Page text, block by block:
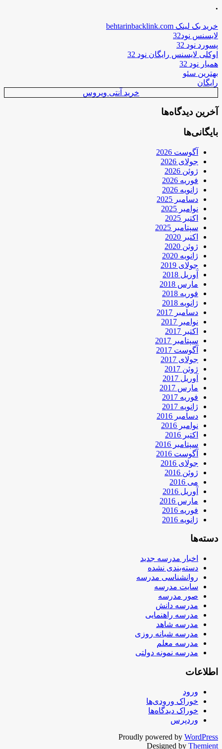
.
خرید بک لینک behtarinbacklink.com
لایسنس نود32
پسورد نود 32
اوکلی لایسنس رایگان نود 32
همیار نود 32
بهترین سئو
رایگان
خرید آنتی ویروس
آخرین دیدگاه‌ها
بایگانی‌ها
آگوست 2026
جولای 2026
ژوئن 2026
فوریه 2026
ژانویه 2026
دسامبر 2025
نوامبر 2025
اکتبر 2025
سپتامبر 2025
اکتبر 2020
ژوئن 2020
ژانویه 2020
جولای 2019
آوریل 2018
مارس 2018
فوریه 2018
ژانویه 2018
دسامبر 2017
نوامبر 2017
اکتبر 2017
سپتامبر 2017
آگوست 2017
جولای 2017
ژوئن 2017
آوریل 2017
مارس 2017
فوریه 2017
ژانویه 2017
دسامبر 2016
نوامبر 2016
اکتبر 2016
سپتامبر 2016
آگوست 2016
جولای 2016
ژوئن 2016
می 2016
آوریل 2016
مارس 2016
فوریه 2016
ژانویه 2016
دسته‌ها
اخبار مدرسه جدید
دسته‌بندی نشده
روانشناسی مدرسه
سایت مدرسه
صور مدرسه
مدرسه دانش
مدرسه راهنمایی
مدرسه شاهد
مدرسه شبانه روزی
مدرسه معلم
مدرسه نمونه دولتی
اطلاعات
ورود
خوراک ورودی‌ها
خوراک دیدگاه‌ها
وردپرس
Proudly powered by WordPress
Designed by Themient